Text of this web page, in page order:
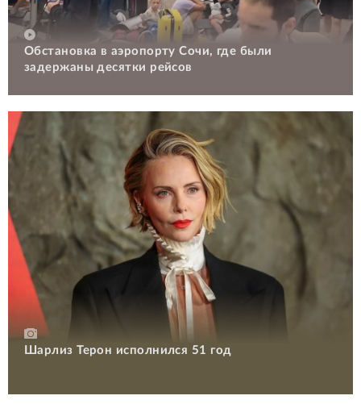
Обстановка в аэропорту Сочи, где были
задержаны десятки рейсов
Шарлиз Терон исполнился 51 год